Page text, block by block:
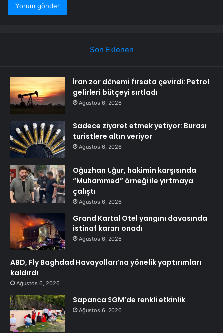
Son Eklenen
İran zor dönemi fırsata çevirdi: Petrol
gelirleri bütçeyi sırtladı
Ağustos 6, 2026
Sadece ziyaret etmek yetiyor: Burası
turistlere altın veriyor
Ağustos 6, 2026
Oğuzhan Uğur, hakimin karşısında
“Muhammed” örneği ile yırtmaya
çalıştı
Ağustos 6, 2026
Grand Kartal Otel yangını davasında
istinaf kararı onadı
Ağustos 6, 2026
ABD, Fly Baghdad Havayolları’na yönelik yaptırımları
kaldırdı
Ağustos 6, 2026
Sapanca SGM’de renkli etkinlik
Ağustos 6, 2026